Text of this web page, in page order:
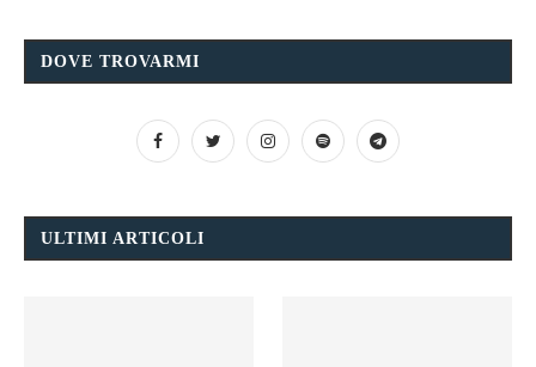
DOVE TROVARMI
ULTIMI ARTICOLI